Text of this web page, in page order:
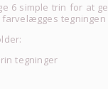
6 simple trin for at
tegningen
tegninger